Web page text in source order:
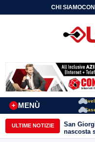
CHI SIAMO
MENÙ
+
ULTIME NOTIZIE
San
nascosta
51enne